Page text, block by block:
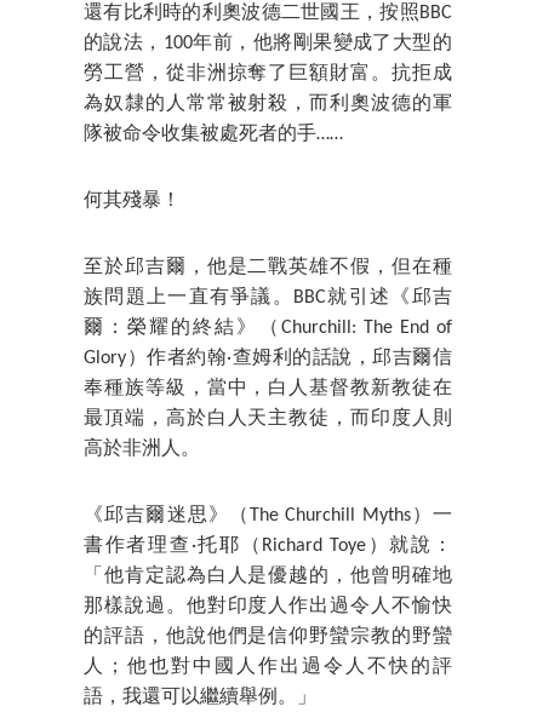
還有比利時的利奧波德二世國王，按照BBC
的說法，100年前，他將剛果變成了大型的
勞工營，從非洲掠奪了巨額財富。抗拒成
為奴隸的人常常被射殺，而利奧波德的軍
隊被命令收集被處死者的手……
何其殘暴！
至於邱吉爾，他是二戰英雄不假，但在種
族問題上一直有爭議。BBC就引述《邱吉
爾：榮耀的終結》（Churchill: The End of
Glory）作者約翰·查姆利的話說，邱吉爾信
奉種族等級，當中，白人基督教新教徒在
最頂端，高於白人天主教徒，而印度人則
高於非洲人。
《邱吉爾迷思》（The Churchill Myths）一
書作者理查·托耶（Richard Toye）就說：
「他肯定認為白人是優越的，他曾明確地
那樣說過。他對印度人作出過令人不愉快
的評語，他說他們是信仰野蠻宗教的野蠻
人；他也對中國人作出過令人不快的評
語，我還可以繼續舉例。」